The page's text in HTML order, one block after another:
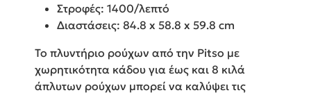
Στροφές: 1400/λεπτό
Διαστάσεις: 84.8 x 58.8 x 59.8 cm
Το πλυντήριο ρούχων από την Pitso με
χωρητικότητα κάδου για έως και 8 κιλά
άπλυτων ρούχων μπορεί να καλύψει τις